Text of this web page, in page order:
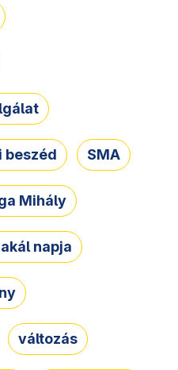
beszéd SMA
Mihály
napja
változás